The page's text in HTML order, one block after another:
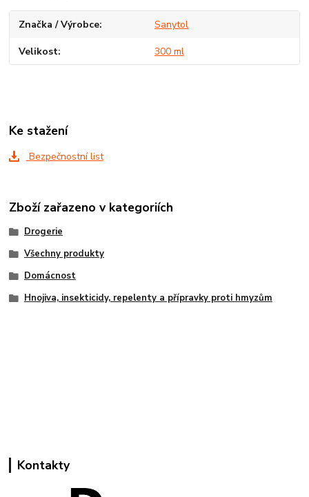
Značka / Výrobce Sanytol
Velikost 300 ml
Ke stažení
Bezpečnostní list
Zboží zařazeno v kategoriích
Drogerie
Všechny produkty
Domácnost
Hnojiva, insekticidy, repelenty a přípravky proti hmyzům
Kontakty